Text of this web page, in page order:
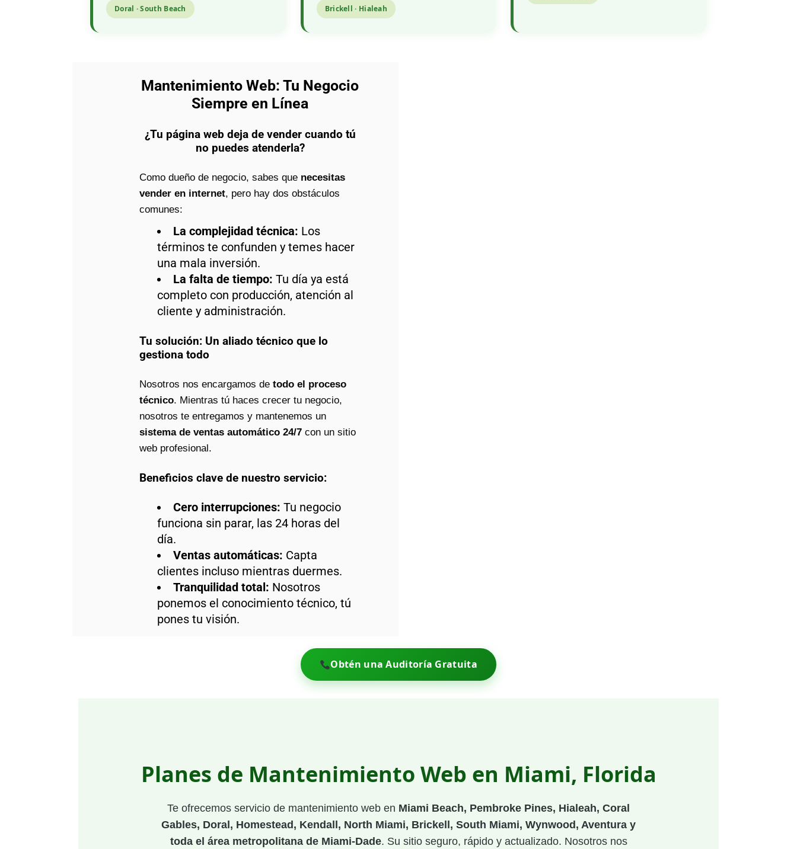
Doral · South Beach Brickell · Hialeah
Mantenimiento Web: Tu Negocio
Siempre en Línea
¿Tu página web deja de vender cuando tú
no puedes atenderla?
Como dueño de negocio, sabes que necesitas
vender en internet, pero hay dos obstáculos
comunes:
La complejidad técnica: Los
términos te confunden y temes hacer
una mala inversión.
La falta de tiempo: Tu día ya está
completo con producción, atención al
cliente y administración.
Tu solución: Un aliado técnico que lo
gestiona todo
Nosotros nos encargamos de todo el proceso
técnico. Mientras tú haces crecer tu negocio,
nosotros te entregamos y mantenemos un
sistema de ventas automático 24/7con un sitio
web profesional.
Beneficios clave de nuestro servicio:
Cero interrupciones: Tu negocio
funciona sin parar, las 24 horas del
día.
Ventas automáticas: Capta
clientes incluso mientras duermes.
Tranquilidad total: Nosotros
ponemos el conocimiento técnico, tú
pones tu visión.
Obtén una Auditoría Gratuita
Planes de Mantenimiento Web en Miami, Florida
Te ofrecemos servicio de mantenimiento web en Miami Beach, Pembroke Pines, Hialeah, Coral
Gables, Doral, Homestead, Kendall, North Miami, Brickell, South Miami, Wynwood, Aventura y
toda el área metropolitana de Miami-Dade. Su sitio seguro, rápido y actualizado. Nosotros nos